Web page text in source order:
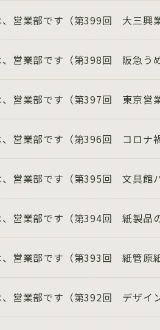
、営業部です（第399回 大三興
、営業部です（第398回 阪急う
、営業部です（第397回 東京営
、営業部です（第396回 コロナ
、営業部です（第395回 文具館
、営業部です（第394回 紙製品
、営業部です（第393回 紙管原紙
、営業部です（第392回 デザイ